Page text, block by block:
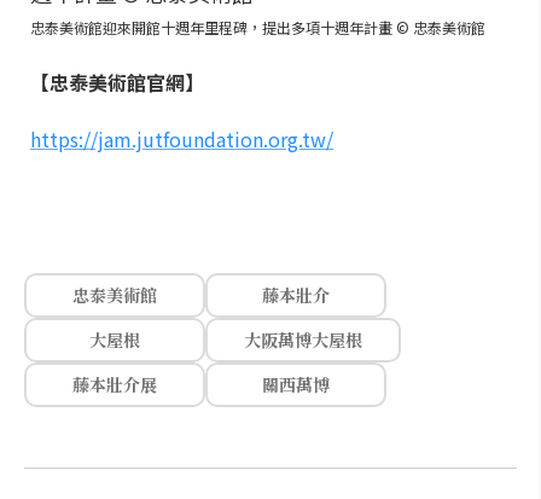
忠泰美術館迎來開館十週年里程碑，提出多項十週年計畫 © 忠泰美術館
【忠泰美術館官網】
https://jam.jutfoundation.org.tw/
忠泰美術館
藤本壯介
大屋根
大阪萬博大屋根
藤本壯介展
關西萬博